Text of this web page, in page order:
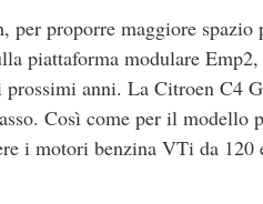
per proporre maggiore spazio
piattaforma modulare Emp2,
anni. La Citroen C4
Così come per il modello
i motori benzina VTi da 120